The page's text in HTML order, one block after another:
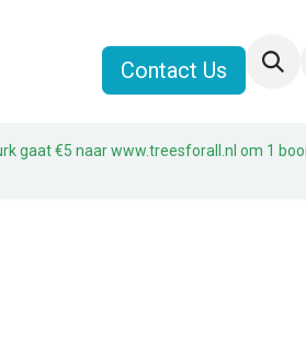
Liz & JoeContact Us
gaat €5 naar www.treesforall.nl om 1